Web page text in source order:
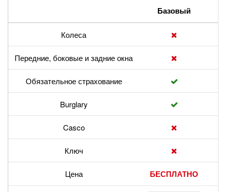
Базовый
Колеса
Передние, боковые и задние окна
Обязательное страхование
Burglary
Casco
Ключ
Цена БЕСПЛАТНО